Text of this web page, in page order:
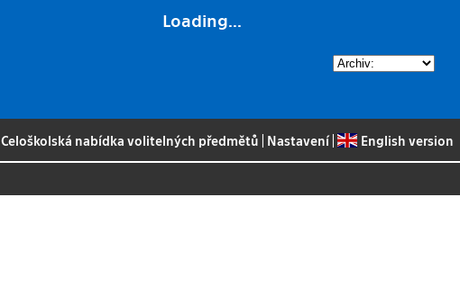
Loading...
|Celoškolská nabídka volitelných předmětů Nastavení| English version